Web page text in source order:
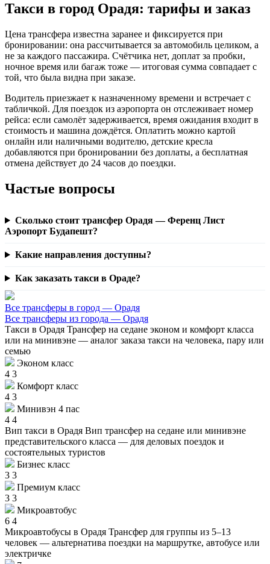
Такси в город Орадя: тарифы и заказ
Цена трансфера известна заранее и фиксируется при
бронировании: она рассчитывается за автомобиль целиком, а
не за каждого пассажира. Счётчика нет, доплат за пробки,
ночное время или багаж тоже — итоговая сумма совпадает с
той, что была видна при заказе.
Водитель приезжает к назначенному времени и встречает с
табличкой. Для поездок из аэропорта он отслеживает номер
рейса: если самолёт задерживается, время ожидания входит в
стоимость и машина дождётся. Оплатить можно картой
онлайн или наличными водителю, детские кресла
добавляются при бронировании без доплаты, а бесплатная
отмена действует до 24 часов до поездки.
Частые вопросы
Сколько стоит трансфер Орадя — Ференц Лист
Аэропорт Будапешт?
Какие направления доступны?
Как заказать такси в Ораде?
Все трансферы в город — Орадя
Все трансферы из города — Орадя
Такси в Орадя Трансфер на седане эконом и комфорт класса
или на минивэне — аналог заказа такси на человека, пару или
семью
Эконом класс
4 3
Комфорт класс
4 3
Минивэн 4 пас
4 4
Вип такси в Орадя Вип трансфер на седане или минивэне
представительского класса — для деловых поездок и
состоятельных туристов
Бизнес класс
3 3
Премиум класс
3 3
Микроавтобус
6 4
Микроавтобусы в Орадя Трансфер для группы из 5–13
человек — альтернатива поездки на маршрутке, автобусе или
электричке